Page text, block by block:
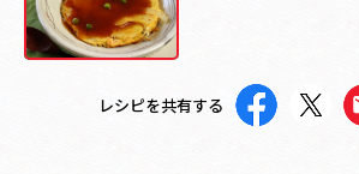
レシピを共有する